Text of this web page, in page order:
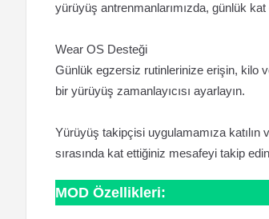
yürüyüş antrenmanlarımızda, günlük
Wear OS Desteği
Günlük egzersiz rutinlerinize erişin, kilo
bir yürüyüş zamanlayıcısı ayarlayın.
Yürüyüş takipçisi uygulamamıza
sırasında kat ettiğiniz mesafeyi takip
MOD Özellikleri: